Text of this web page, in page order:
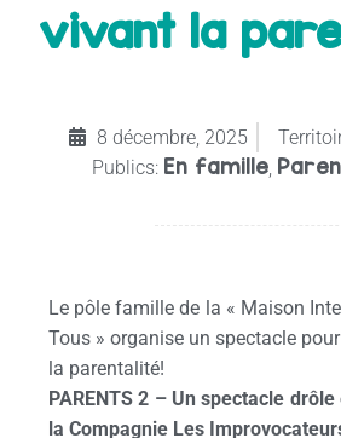
vivant la
8 décembre, 2025
Publics: En famille
Le pôle famille de la « Maison
Tous » organise un spectacle
la parentalité!
PARENTS 2 – Un spectacle
la Compagnie Les